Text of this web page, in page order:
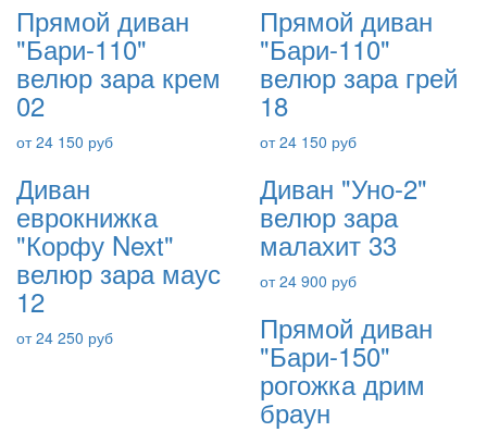
Прямой диван
"Бари-110"
велюр зара крем
02
от 24 150 руб
Прямой диван
"Бари-110"
велюр зара грей
18
от 24 150 руб
Диван
еврокнижка
"Корфу Next"
велюр зара маус
12
от 24 250 руб
Диван "Уно-2"
велюр зара
малахит 33
от 24 900 руб
Прямой диван
"Бари-150"
рогожка дрим
браун